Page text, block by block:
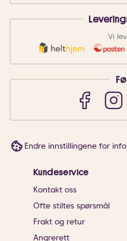
Vi
Endre innstillingene for
Kundeservice
Kontakt oss
Ofte stiltes spørsmål
Frakt og retur
Angrerett